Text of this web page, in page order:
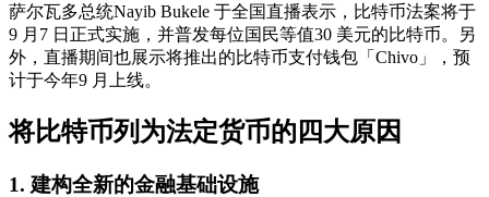
萨尔瓦多总统Nayib Bukele 于全国直播表示，比特币法案将于
9 月7 日正式实施，并普发每位国民等值30 美元的比特币。另
外，直播期间也展示将推出的比特币支付钱包「Chivo」，预
计于今年9 月上线。
将比特币列为法定货币的四大原因
1. 建构全新的金融基础设施